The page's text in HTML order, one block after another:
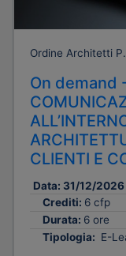
Ordine Architetti
On demand
CLIENTI E
Data: 31/12/2026
Crediti: 6 cfp
Durata: 6 ore
Tipologia: E-